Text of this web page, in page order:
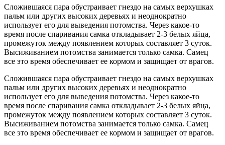
Сложившаяся пара обустраивает гнездо на самых верхушках
пальм или других высоких деревьях и неоднократно
использует его для выведения потомства. Через какое-то
время после спаривания самка откладывает 2-3 белых яйца,
промежуток между появлением которых составляет 3 суток.
Высиживанием потомства занимается только самка. Самец
все это время обеспечивает ее кормом и защищает от врагов.
Сложившаяся пара обустраивает гнездо на самых верхушках
пальм или других высоких деревьях и неоднократно
использует его для выведения потомства. Через какое-то
время после спаривания самка откладывает 2-3 белых яйца,
промежуток между появлением которых составляет 3 суток.
Высиживанием потомства занимается только самка. Самец
все это время обеспечивает ее кормом и защищает от врагов.